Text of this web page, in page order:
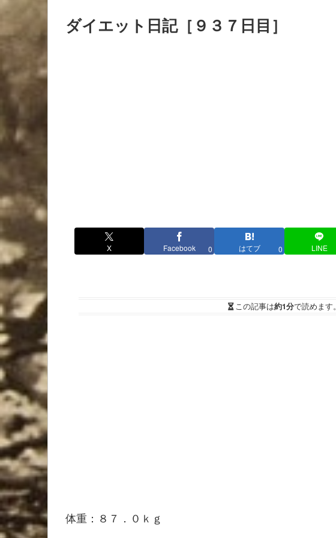
ダイエット日記［９３７日目］
X Facebook 0 はてブ 0 LINE
この記事は約1分で読めます。
体重：８７．０ｋｇ